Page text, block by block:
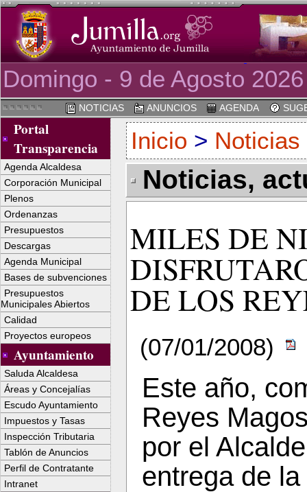
Domingo - 9 de Agosto 2026
NOTICIAS ANUNCIOS AGENDA
Portal
Transparencia
Agenda Alcaldesa
Corporación Municipal
Plenos
Ordenanzas
Presupuestos
Descargas
Agenda Municipal
Bases de subvenciones
Presupuestos
Municipales Abiertos
Calidad
Proyectos europeos
Ayuntamiento
Saluda Alcaldesa
Áreas y Concejalías
Escudo Ayuntamiento
Impuestos y Tasas
Inspección Tributaria
Tablón de Anuncios
Perfil de Contratante
Intranet
Inicio > Noticias
Noticias,
MILES DE
DE LOS
(07/01/2008)
Este año,
Reyes
por el
entrega de la